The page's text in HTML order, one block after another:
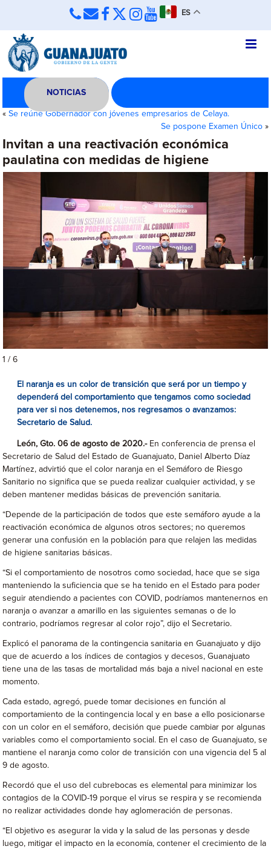
ES
NOTICIAS
«Se reúne Gobernador con jóvenes empresarios de Celaya.
Se pospone Examen Único»
Invitan a una reactivación económica
paulatina con medidas de higiene
1 / 6
El naranja es un color de transición que será por un tiempo y
dependerá del comportamiento que tengamos como sociedad
para ver si nos detenemos, nos regresamos o avanzamos:
Secretario de Salud.
León, Gto. 06 de agosto de 2020.-En conferencia de prensa el
Secretario de Salud del Estado de Guanajuato, Daniel Alberto Díaz
Martínez, advirtió que el color naranja en el Semáforo de Riesgo
Sanitario no significa que se pueda realizar cualquier actividad, y se
deben mantener medidas básicas de prevención sanitaria.
“Depende de la participación de todos que este semáforo ayude a la
reactivación económica de algunos otros sectores; no queremos
generar una confusión en la población para que relajen las medidas
de higiene sanitarias básicas.
“Si el comportamiento de nosotros como sociedad, hace que se siga
manteniendo la suficiencia que se ha tenido en el Estado para poder
seguir atendiendo a pacientes con COVID, podríamos mantenernos en
naranja o avanzar a amarillo en las siguientes semanas o de lo
contrario, podríamos regresar al color rojo”, dijo el Secretario.
Explicó el panorama de la contingencia sanitaria en Guanajuato y dijo
que de acuerdo a los índices de contagios y decesos, Guanajuato
tiene una de las tasas de mortalidad más baja a nivel nacional en este
momento.
Cada estado, agregó, puede tomar decisiones en función al
comportamiento de la contingencia local y en base a ello posicionarse
con un color en el semáforo, decisión que puede cambiar por algunas
variables como el comportamiento social. En el caso de Guanajuato, se
mantiene el naranja como color de transición con una vigencia del 5 al
9 de agosto.
Recordó que el uso del cubrebocas es elemental para minimizar los
contagios de la COVID-19 porque el virus se respira y se recomienda
no realizar actividades donde hay aglomeración de personas.
“El objetivo es asegurar la vida y la salud de las personas y desde
luego, mitigar el impacto en la economía, contener el crecimiento de la